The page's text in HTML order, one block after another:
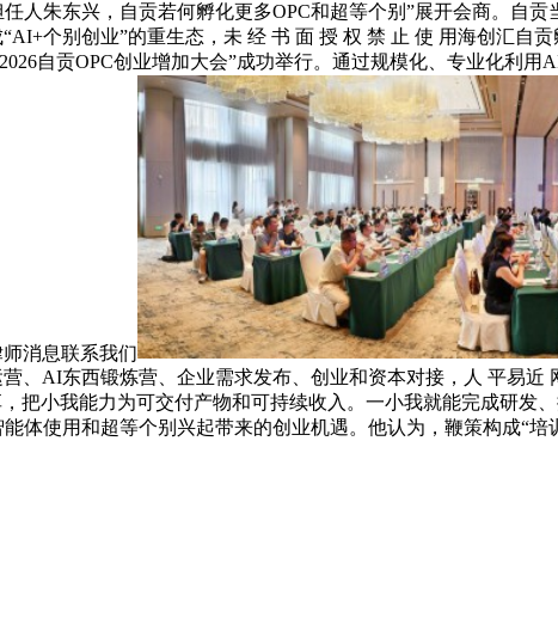
人朱东兴，自贡若何孵化更多OPC和超等个别”展开会商。自
个别创业”的重生态，未 经 书 面 授 权 禁 止 使 用海创汇自
自贡OPC创业增加大会”成功举行。通过规模化、专业化利
消息联系我们
、AI东西锻炼营、企业需求发布、创业和资本对接，人 平易近
把小我能力为可交付产物和可持续收入。一小我就能完成研发
体使用和超等个别兴起带来的创业机遇。他认为，鞭策构成